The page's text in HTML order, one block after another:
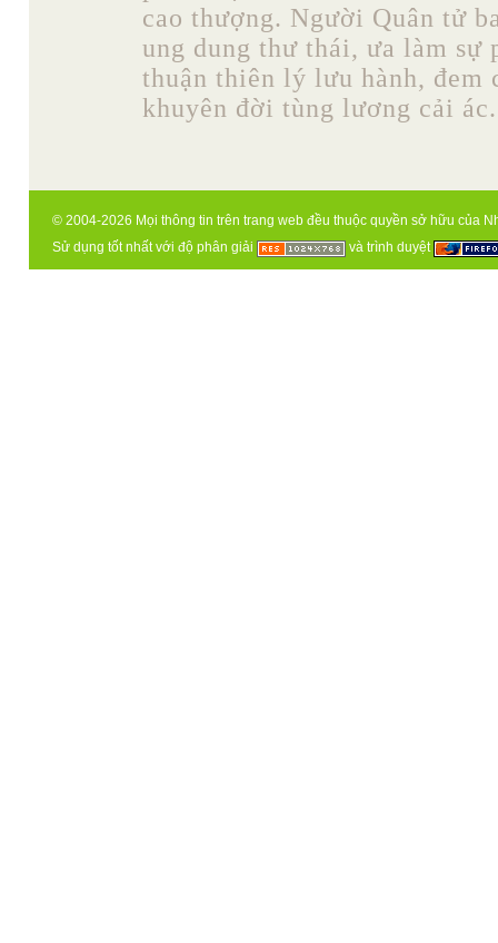
cao thượng. Người Quân tử
ung dung thư thái, ưa làm sự
thuận thiên lý lưu hành, đem
khuyên đời tùng lương cải
© 2004-2026 Mọi thông tin trên trang web đều thuộc quyền sở hữu của
Sử dụng tốt nhất với độ phân giải
và trình duyệt